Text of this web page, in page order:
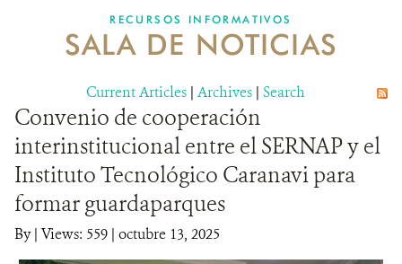
NOSOTROS
DONA
RECURSOS INFORMATIVOS
SALA DE NOTICIAS
Current Articles | Archives | Search
Convenio de cooperación
interinstitucional entre el SERNAP y el
Instituto Tecnológico Caranavi para
formar guardaparques
By| Views: 559 | octubre 13, 2025